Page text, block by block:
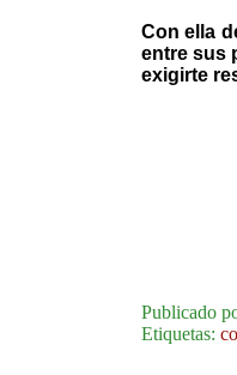
Con ella
entre sus
exigirte
Publicado
Etiquetas: